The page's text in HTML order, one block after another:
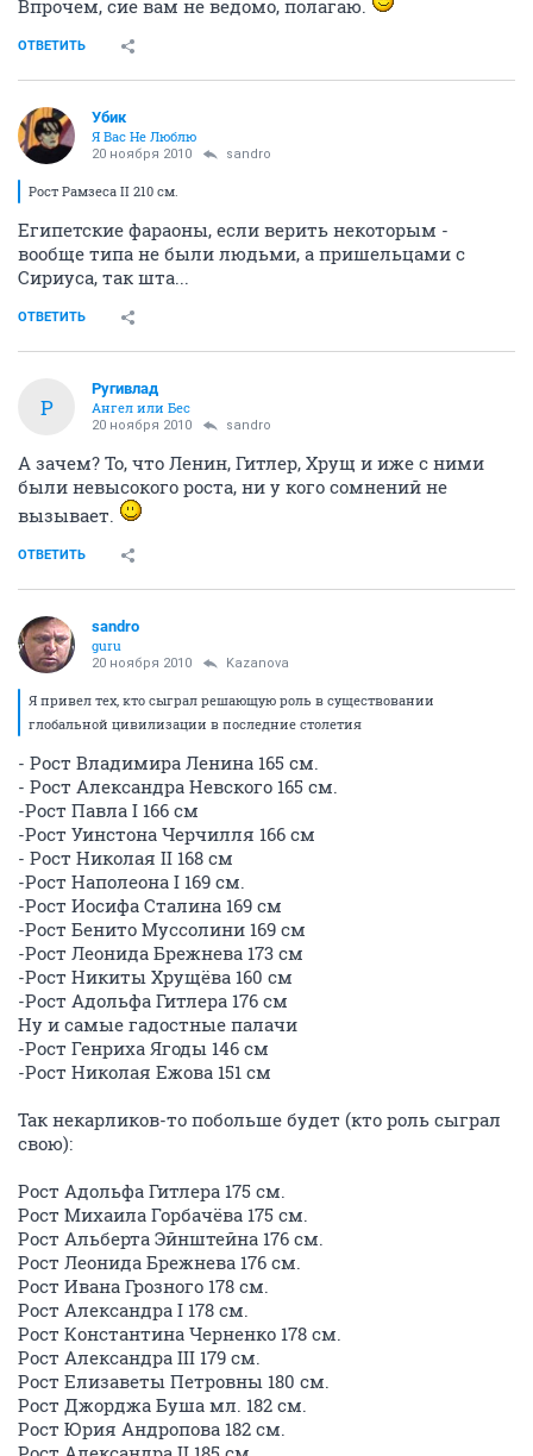
Впрочем, сие вам не ведомо, полагаю.
ОТВЕТИТЬ
Убик
Я Вас Не Люблю
20 ноября 2010 sandro
Рост Рамзеса II 210 см.
Египетские фараоны, если верить некоторым -
вообще типа не были людьми, а пришельцами с
Сириуса, так шта...
ОТВЕТИТЬ
Р
Ругивлад
Ангел или Бес
20 ноября 2010 sandro
А зачем? То, что Ленин, Гитлер, Хрущ и иже с ними
были невысокого роста, ни у кого сомнений не
вызывает.
ОТВЕТИТЬ
sandro
guru
20 ноября 2010 Kazanova
Я привел тех, кто сыграл решающую роль в существовании
глобальной цивилизации в последние столетия
- Рост Владимира Ленина 165 см.
- Рост Александра Невского 165 см.
-Рост Павла I 166 см
-Рост Уинстона Черчилля 166 см
- Рост Николая II 168 см
-Рост Наполеона I 169 см.
-Рост Иосифа Сталина 169 см
-Рост Бенито Муссолини 169 см
-Рост Леонида Брежнева 173 см
-Рост Никиты Хрущёва 160 см
-Рост Адольфа Гитлера 176 см
Ну и самые гадостные палачи
-Рост Генриха Ягоды 146 см
-Рост Николая Ежова 151 cм
Так некарликов-то побольше будет (кто роль сыграл
свою):
Рост Адольфа Гитлера 175 см.
Рост Михаила Горбачёва 175 см.
Рост Альберта Эйнштейна 176 см.
Рост Леонида Брежнева 176 см.
Рост Ивана Грозного 178 см.
Рост Александра I 178 см.
Рост Константина Черненко 178 см.
Рост Александра III 179 см.
Рост Елизаветы Петровны 180 см.
Рост Джорджа Буша мл. 182 см.
Рост Юрия Андропова 182 см.